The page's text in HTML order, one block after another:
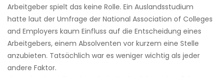
Arbeitgeber spielt das keine Rolle. Ein Auslandsstudium
hatte laut der Umfrage der National Association of Colleges
and Employers kaum Einfluss auf die Entscheidung eines
Arbeitgebers, einem Absolventen vor kurzem eine Stelle
anzubieten. Tatsächlich war es weniger wichtig als jeder
andere Faktor.